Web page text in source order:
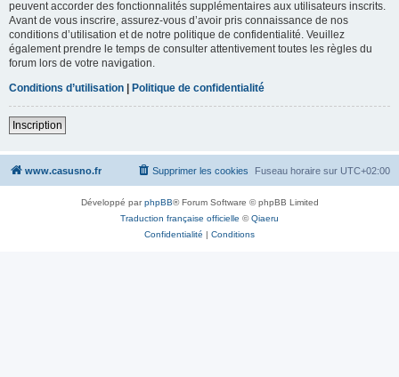
peuvent accorder des fonctionnalités supplémentaires aux utilisateurs inscrits.
Avant de vous inscrire, assurez-vous d’avoir pris connaissance de nos
conditions d’utilisation et de notre politique de confidentialité. Veuillez
également prendre le temps de consulter attentivement toutes les règles du
forum lors de votre navigation.
Conditions d’utilisation | Politique de confidentialité
Inscription
www.casusno.fr Fuseau horaire sur UTC+02:00
Supprimer les cookies
Développé parphpBB® Forum Software © phpBB Limited
Traduction française officielle ©Qiaeru
Confidentialité | Conditions